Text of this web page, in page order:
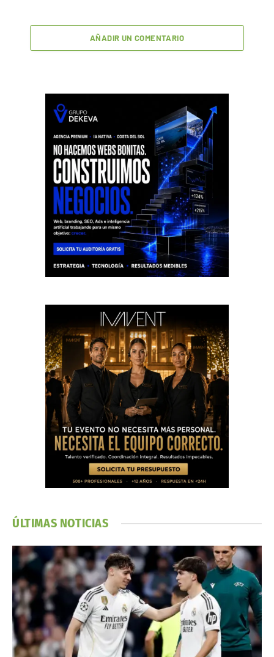
AÑADIR UN COMENTARIO
ÚLTIMAS NOTICIAS